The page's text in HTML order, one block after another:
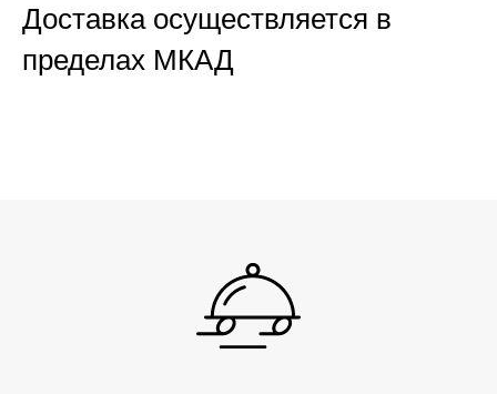
Доставка осуществляется в
пределах МКАД